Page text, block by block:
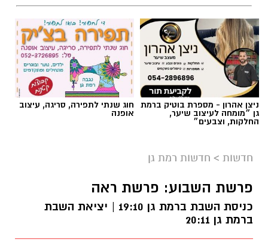
ניצן אהרון - מספרת בוטיק ברמת
גן ״מומחה לעיצוב שיער,
החלקות, וצבעים״
חוג שנתי לתפירה, סריגה, עיצוב
אופנה
חדשות > חדשות רמת גן
פרשת השבוע: פרשת ראה
כניסת השבת ברמת גן 19:10 | יציאת השבת
ברמת גן 20:11